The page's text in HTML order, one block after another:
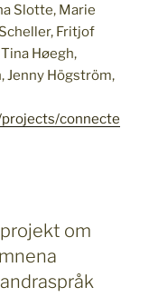
Slotte, Marie
Fritjof
Høegh,
Jenny Högström,
connecte
om